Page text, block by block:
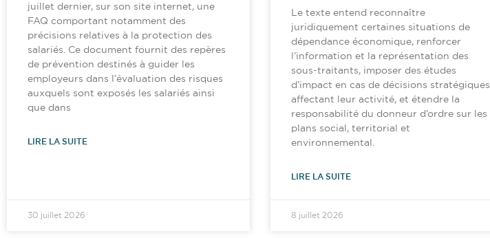
juillet dernier, sur son site internet, une
FAQ comportant notamment des
précisions relatives à la protection des
salariés. Ce document fournit des repères
de prévention destinés à guider les
employeurs dans l’évaluation des risques
auxquels sont exposés les salariés ainsi
que dans
LIRE LA SUITE
30 juillet 2026
Le texte entend reconnaître
juridiquement certaines situations de
dépendance économique, renforcer
l’information et la représentation des
sous-traitants, imposer des études
d’impact en cas de décisions stratégiques
affectant leur activité, et étendre la
responsabilité du donneur d’ordre sur les
plans social, territorial et
environnemental.
LIRE LA SUITE
8 juillet 2026